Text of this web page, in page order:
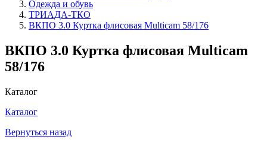
Одежда и обувь
ТРИАДА-ТКО
ВКПО 3.0 Куртка флисовая Multicam 58/176
ВКПО 3.0 Куртка флисовая Multicam
58/176
Каталог
Каталог
Вернуться назад